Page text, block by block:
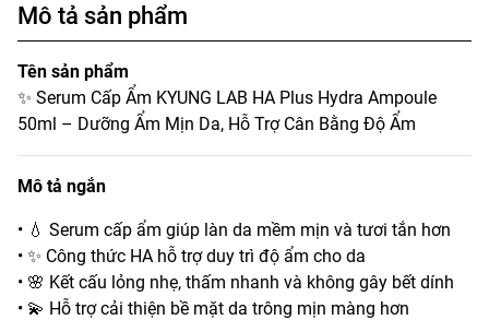
Mô tả sản phẩm
Tên sản phẩm
✨ Serum Cấp Ẩm KYUNG LAB HA Plus Hydra Ampoule
50ml – Dưỡng Ẩm Mịn Da, Hỗ Trợ Cân Bằng Độ Ẩm
Mô tả ngắn
• 💧 Serum cấp ẩm giúp làn da mềm mịn và tươi tắn hơn
• ✨ Công thức HA hỗ trợ duy trì độ ẩm cho da
• 🌸 Kết cấu lỏng nhẹ, thấm nhanh và không gây bết dính
• 💫 Hỗ trợ cải thiện bề mặt da trông mịn màng hơn